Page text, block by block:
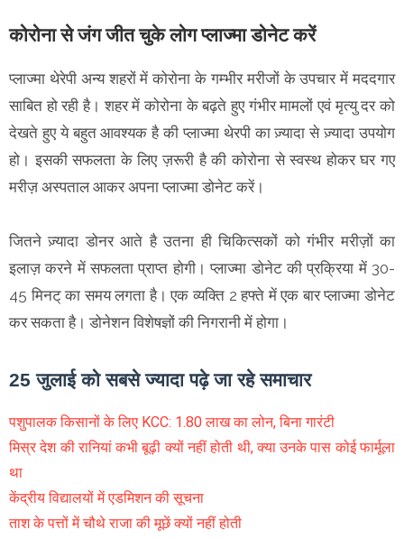
कोरोना से जंग जीत चुके लोग प्लाज्मा डोनेट करें
प्लाज्मा थेरेपी अन्य शहरों में कोरोना के गम्भीर मरीजों के उपचार में मददगार
साबित हो रही है। शहर में कोरोना के बढ़ते हुए गंभीर मामलों एवं मृत्यु दर को
देखते हुए ये बहुत आवश्यक है की प्लाज्मा थेरपी का ज़्यादा से ज़्यादा उपयोग
हो। इसकी सफलता के लिए ज़रूरी है की कोरोना से स्वस्थ होकर घर गए
मरीज़ अस्पताल आकर अपना प्लाज्मा डोनेट करें।
जितने ज़्यादा डोनर आते है उतना ही चिकित्सकों को गंभीर मरीज़ों का
इलाज़ करने में सफलता प्राप्त होगी। प्लाज्मा डोनेट की प्रक्रिया में 30-
45 मिनट् का समय लगता है। एक व्यक्ति 2 हफ्ते में एक बार प्लाज्मा डोनेट
कर सकता है। डोनेशन विशेषज्ञों की निगरानी में होगा।
25 जुलाई को सबसे ज्यादा पढ़े जा रहे समाचार
पशुपालक किसानों के लिए KCC: 1.80 लाख का लोन, बिना गारंटी
मिस्र देश की रानियां कभी बूढ़ी क्यों नहीं होती थी, क्या उनके पास कोई फार्मूला
था
केंद्रीय विद्यालयों में एडमिशन की सूचना
ताश के पत्तों में चौथे राजा की मूछें क्यों नहीं होती